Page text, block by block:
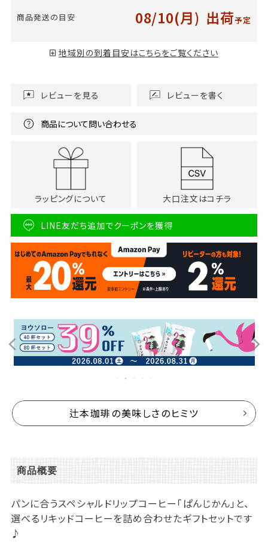
商品発送の目安 08/10(月) 出荷予定
地域別の到着目安はこちらをご覧ください
レビューを見る レビューを書く
商品について問い合わせる
ラッピングについて 大口注文はコチラ
LINE友だち追加でクーポンを獲得
辻本珈琲の美味しさのヒミツ
商品概要
パンに合うスペシャルドリップコーヒー「ぱんじかん」と、
選べるリキッドコーヒーを詰め合わせたギフトセットです
♪